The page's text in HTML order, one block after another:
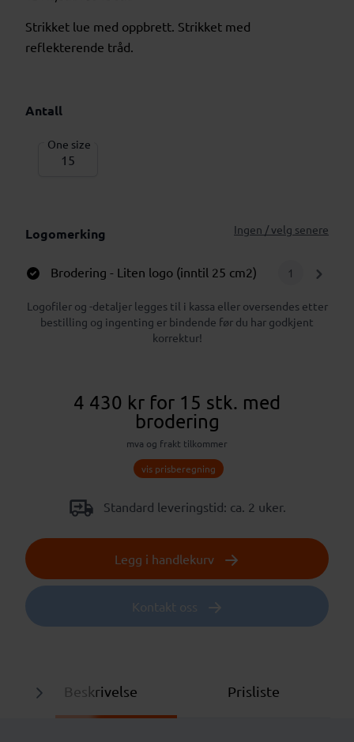
Strikket lue med oppbrett. Strikket med
reflekterende tråd.
Antall
One size
Logomerking Ingen / velg senere
Brodering - Liten logo (inntil 25 cm2) 1
Logofiler og -detaljer legges til i kassa eller oversendes etter
bestilling og ingenting er bindende før du har godkjent
korrektur!
4 430 kr for 15 stk. med
brodering
mva og frakt tilkommer
vis prisberegning
Standard leveringstid: ca. 2 uker.
Legg i handlekurv
Kontakt oss
Beskrivelse Prisliste